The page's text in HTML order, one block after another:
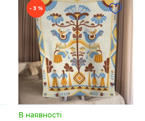
- 3 %
В наявності